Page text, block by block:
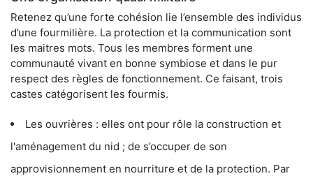
Retenez qu’une forte cohésion lie l’ensemble des individus
d’une fourmilière. La protection et la communication sont
les maitres mots. Tous les membres forment une
communauté vivant en bonne symbiose et dans le pur
respect des règles de fonctionnement. Ce faisant, trois
castes catégorisent les fourmis.
Les ouvrières : elles ont pour rôle la construction et
l'aménagement du nid ; de s’occuper de son
approvisionnement en nourriture et de la protection. Par